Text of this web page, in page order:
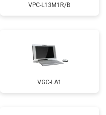
VPC-L13M1R/B
VGC-LA1